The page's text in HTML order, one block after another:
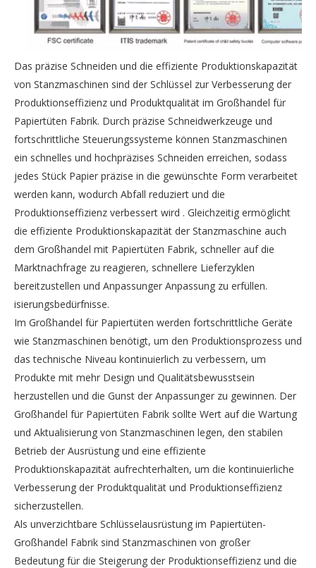
Das präzise Schneiden und die effiziente Produktionskapazität
von Stanzmaschinen sind der Schlüssel zur Verbesserung der
Produktionseffizienz und Produktqualität im Großhandel für
Papiertüten Fabrik. Durch präzise Schneidwerkzeuge und
fortschrittliche Steuerungssysteme können Stanzmaschinen
ein schnelles und hochpräzises Schneiden erreichen, sodass
jedes Stück Papier präzise in die gewünschte Form verarbeitet
werden kann, wodurch Abfall reduziert und die
Produktionseffizienz verbessert wird . Gleichzeitig ermöglicht
die effiziente Produktionskapazität der Stanzmaschine auch
dem Großhandel mit Papiertüten Fabrik, schneller auf die
Marktnachfrage zu reagieren, schnellere Lieferzyklen
bereitzustellen und Anpassunger Anpassung zu erfüllen.
isierungsbedürfnisse.
Im Großhandel für Papiertüten werden fortschrittliche Geräte
wie Stanzmaschinen benötigt, um den Produktionsprozess und
das technische Niveau kontinuierlich zu verbessern, um
Produkte mit mehr Design und Qualitätsbewusstsein
herzustellen und die Gunst der Anpassunger zu gewinnen. Der
Großhandel für Papiertüten Fabrik sollte Wert auf die Wartung
und Aktualisierung von Stanzmaschinen legen, den stabilen
Betrieb der Ausrüstung und eine effiziente
Produktionskapazität aufrechterhalten, um die kontinuierliche
Verbesserung der Produktqualität und Produktionseffizienz
sicherzustellen.
Als unverzichtbare Schlüsselausrüstung im Papiertüten-
Großhandel Fabrik sind Stanzmaschinen von großer
Bedeutung für die Steigerung der Produktionseffizienz und die